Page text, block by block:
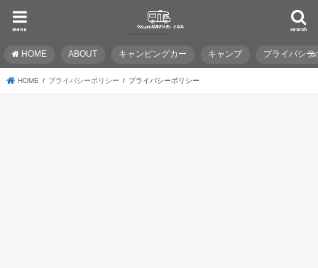
search
menu
HOME ABOUT キャンピングカー キャンプ プライバシー
HOME プライバシーポリシー プライバシーポリシー